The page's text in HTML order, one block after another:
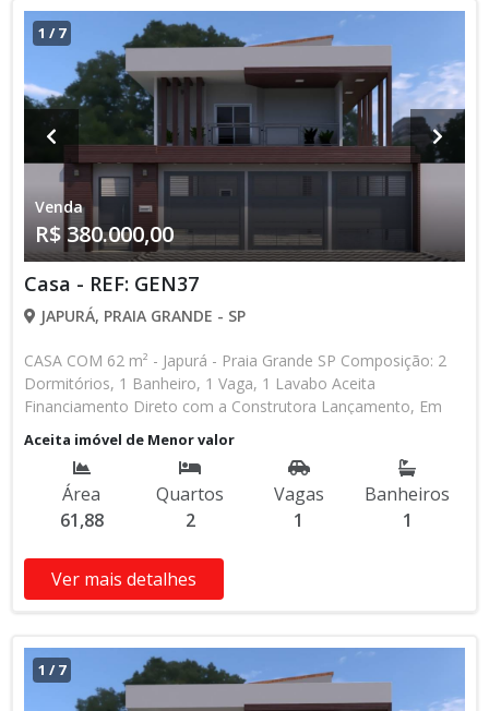
1 /7
Venda
R$ 380.000,00
Casa - REF: GEN37
JAPURÁ, PRAIA GRANDE - SP
CASA COM 62 m² - Japurá - Praia Grande SP Composição: 2
Dormitórios, 1 Banheiro, 1 Vaga, 1 Lavabo Aceita
Financiamento Direto com a Construtora Lançamento, Em
Obras Entrada de R$ 85.000,00 84 Parcelas Mensais de R$
2.476,16 8 Parcelas Anuais de R$ 4.000,00 R$ 25.000,00
Entrega das Chaves R$ 380.000,00 valor Total * Os valores e
disponibilidade podem ser alterados sem prévio aviso. Favor
verificar entrando em contato com nossa equipe
Aceita imóvel de Menor valor
Área
61,88
Quartos
2
Vagas
1
Banheiros
1
Ver mais detalhes
1 /7